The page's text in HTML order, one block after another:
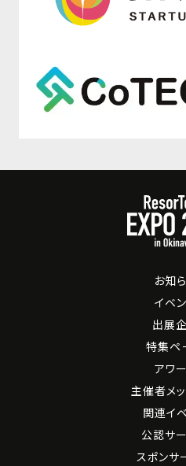
お知
イベ
出展
特集ペ
アワ
主催者メ
関連イ
公認サ
スポンサ